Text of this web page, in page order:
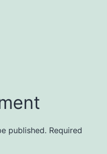
published. Required